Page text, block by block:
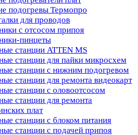
подогревы Термопро
для проводов
с отсосом припоя
пинцеты
станции ATTEN MS
станции для пайки микросхем
станции с нижним подогревом
станции для ремонта видеокарт
станции с оловоотсосом
станции для ремонта
плат
станции с блоком питания
станции с подачей припоя